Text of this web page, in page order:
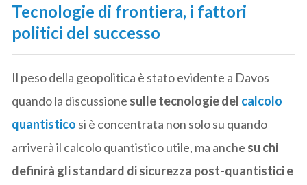
Tecnologie di frontiera, i fattori
politici del successo
Il peso della geopolitica è stato evidente a Davos
quando la discussione sulle tecnologie del calcolo
quantistico si è concentrata non solo su quando
arriverà il calcolo quantistico utile, ma anche su chi
definirà gli standard di sicurezza post-quantistici e